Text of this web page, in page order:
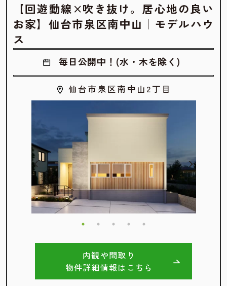
【回遊動線×吹き抜け。居心地の良い
お家】仙台市泉区南中山｜モデルハウ
ス
毎日公開中！(水・木を除く)
仙台市泉区南中山2丁目
内観や間取り
物件詳細情報はこちら